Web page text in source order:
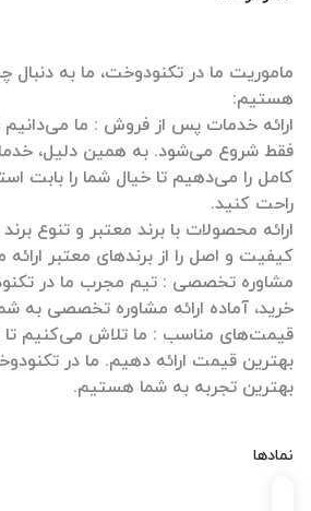
ماموریت ما در تکنودوخت، ما به
ارائه خدمات پس از فروش : ما
فقط شروع می‌شود. به همین دلیل،
کامل را می‌دهیم تا خیال شما را بابت
ارائه محصولات با برند معتبر و تنوع
مشاوره تخصصی : تیم مجرب ما در
قیمت‌های مناسب : ما تلاش می‌کنیم تا
بهترین قیمت ارائه دهیم. ما در
بهترین تجربه به شما هستیم.
نمادها